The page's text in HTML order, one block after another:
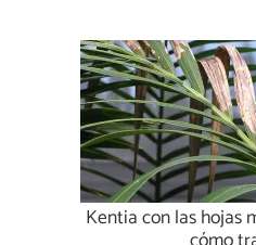
Kentia con las hojas